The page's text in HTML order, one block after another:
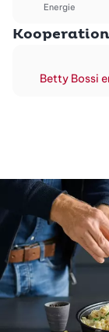
Energie
Kooperation
Betty Bossi